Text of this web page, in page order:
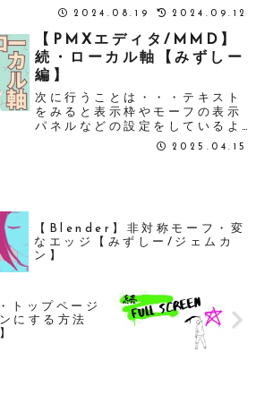
す。作成した基本のシェイプキ
みました。シェイプキーを作る
のにおすすめの参考動画のリン
クも貼っておきます。
2024.08.19 2024.09.12
【PMXエディタ/MMD】
続・ローカル軸【みずしー
編】
次に行うことは・・・テキスト
をみると表示枠やモーフの表示
パネルなどの設定をしているよ
うなのでやる。ボーン順などを
2025.04.15
【Blender】非対称モーフ・変
なエッジ【みずしー/ジェムカ
ン】
トップページ
にする方法